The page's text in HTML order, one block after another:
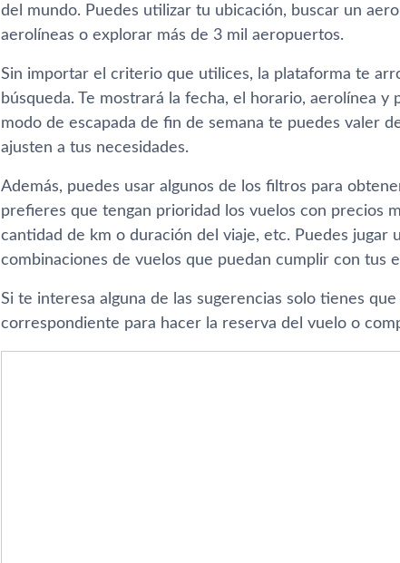
del mundo. Puedes utilizar tu ubicación, buscar un
aerolíneas o explorar más de 3 mil aeropuertos.
Sin importar el criterio que utilices, la plataforma te
búsqueda. Te mostrará la fecha, el horario, aerolínea
modo de escapada de fin de semana te puedes valer
ajusten a tus necesidades.
Además, puedes usar algunos de los filtros para
prefieres que tengan prioridad los vuelos con precios
cantidad de km o duración del viaje, etc. Puedes
combinaciones de vuelos que puedan cumplir con tus
Si te interesa alguna de las sugerencias solo tienes
correspondiente para hacer la reserva del vuelo o